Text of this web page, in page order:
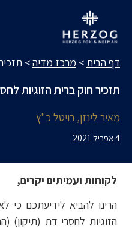
דף הבית > מרכז מדיה>
תזכיר חוק ברית הזוגיות
מאיר לינזן רויטל כ"ץ
4 אפריל 2021
לקוחות ועמיתים יקרים,
הרינו להביא לידיעתכם כי
הזוגיות לחסרי דת (תיקון)